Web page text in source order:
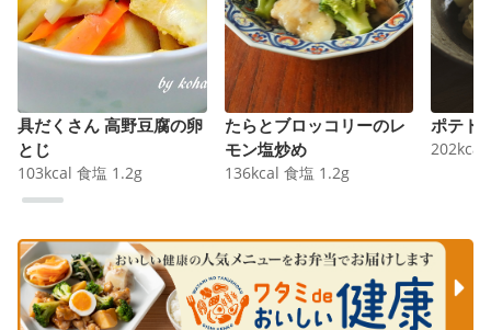
具だくさん 高野豆腐の卵
とじ
103kcal 食塩 1.2g
たらとブロッコリーのレ
モン塩炒め
136kcal 食塩 1.2g
ポテト
202kcal